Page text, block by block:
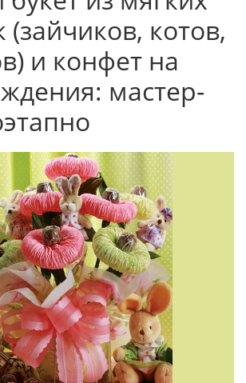
(зайчиков, котов,
и конфет на
мастер-